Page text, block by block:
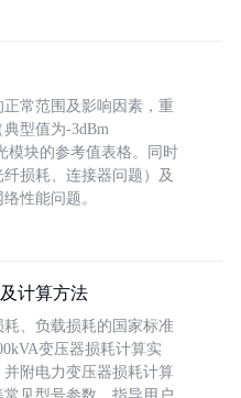
常范围及影响因素，重
型值为-3dBm
模块的参考值表格。同时
损耗、连接器问题）及
性能问题。
计算方法
、负载损耗的国家标准
变压器损耗计算实
附电力变压器损耗计算